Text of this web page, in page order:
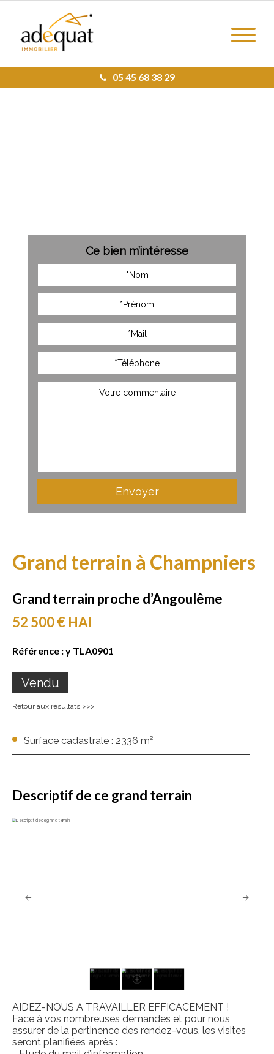
05 45 68 38 29
Ce bien m’intéresse
Envoyer
Grand terrain à Champniers
Grand terrain proche d’Angoulême
52 500 € HAI
Référence :y TLA0901
Vendu
Retour aux résultats >>>
Surface cadastrale : 2336 m²
Descriptif de ce grand terrain
AIDEZ-NOUS A TRAVAILLER EFFICACEMENT !
Face à vos nombreuses demandes et pour nous
assurer de la pertinence des rendez-vous, les visites
seront planifiées après :